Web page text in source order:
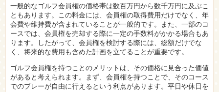
一般的なゴルフ会員権の価格帯は数百万円から数千万円に及ぶこ
ともあります。この料金には、会員権の取得費用だけでなく、年
会費や維持費が含まれていることが一般的です。また、一部のコ
ースでは、会員権を売却する際に一定の手数料がかかる場合もあ
ります。したがって、会員権を検討する際には、総額だけでな
く、将来的な費用も含めた計画を立てることが重要です。
ゴルフ会員権を持つことのメリットは、その価格に見合った価値
があると考えられます。まず、会員権を持つことで、そのコース
でのプレーが自由に行えるという利点があります。平日や休日を